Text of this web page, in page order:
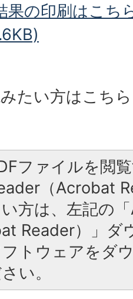
果の印刷はこち
たい方はこちら
ファイルを閲
（Acrobat
方は、左記の
Reader）」ダ
トウェアをダ
い。